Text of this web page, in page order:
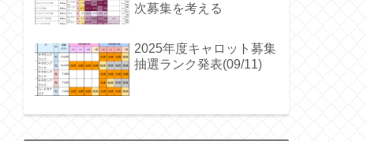
次募集を考える
2025年度キャロット募集
抽選ランク発表(09/11)